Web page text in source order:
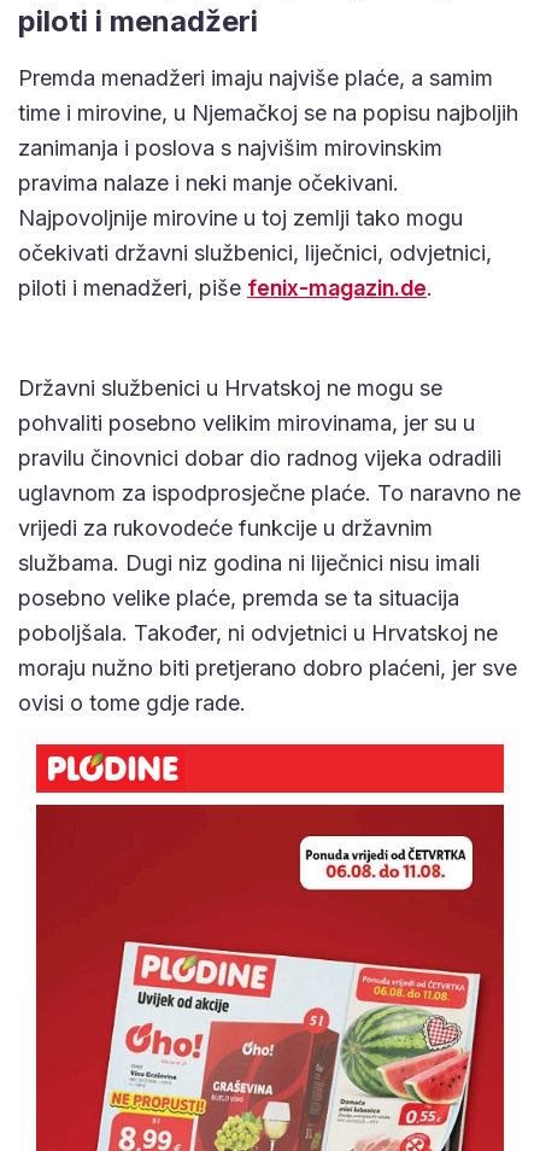
piloti i menadžeri
Premda menadžeri imaju najviše plaće, a samim
time i mirovine, u Njemačkoj se na popisu najboljih
zanimanja i poslova s najvišim mirovinskim
pravima nalaze i neki manje očekivani.
Najpovoljnije mirovine u toj zemlji tako mogu
očekivati državni službenici, liječnici, odvjetnici,
piloti i menadžeri, piše fenix-magazin.de.
Državni službenici u Hrvatskoj ne mogu se
pohvaliti posebno velikim mirovinama, jer su u
pravilu činovnici dobar dio radnog vijeka odradili
uglavnom za ispodprosječne plaće. To naravno ne
vrijedi za rukovodeće funkcije u državnim
službama. Dugi niz godina ni liječnici nisu imali
posebno velike plaće, premda se ta situacija
poboljšala. Također, ni odvjetnici u Hrvatskoj ne
moraju nužno biti pretjerano dobro plaćeni, jer sve
ovisi o tome gdje rade.